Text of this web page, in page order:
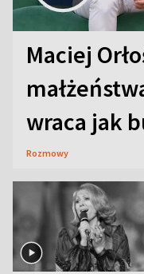
Maciej
wraca jak
Rozmowy